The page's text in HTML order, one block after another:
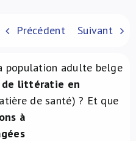
Précédent Suivant
population adulte belge
littératie en
de santé) ? Et que
à